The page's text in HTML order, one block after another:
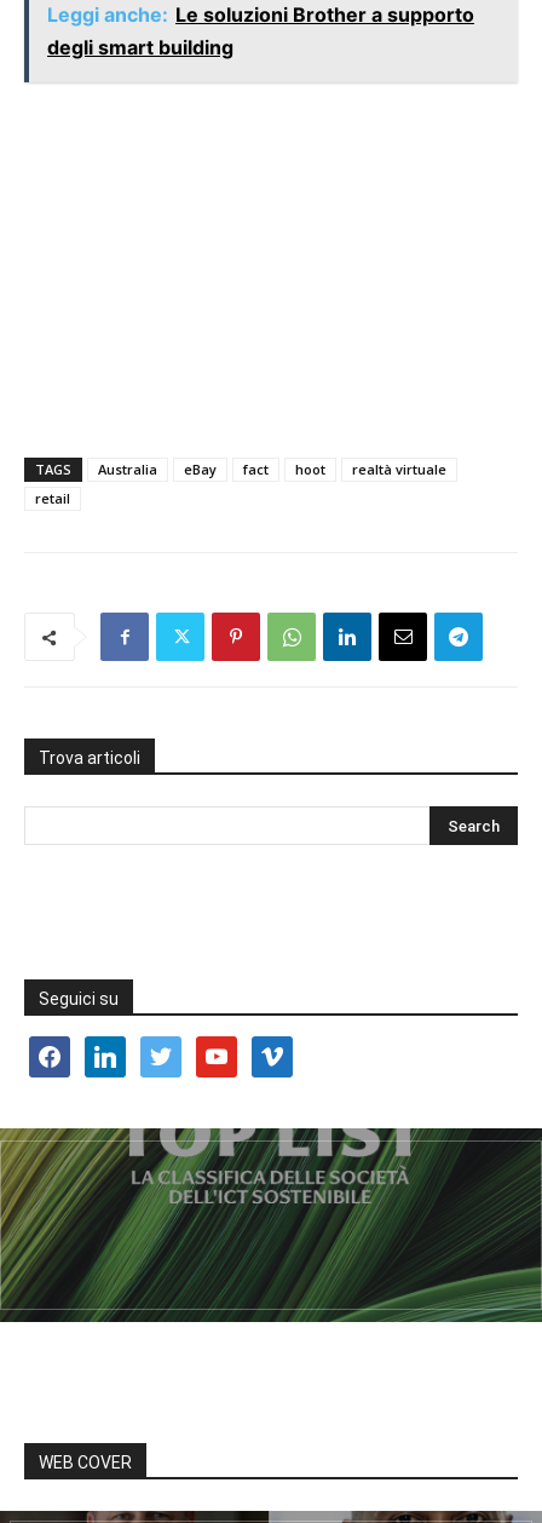
Leggi anche: Le soluzioni Brother a supporto
degli smart building
TAGS Australia eBay fact hoot
realtà virtuale
retail
Trova articoli
Seguici su
facebooklinkedin twitter youtube vimeo
WEB COVER